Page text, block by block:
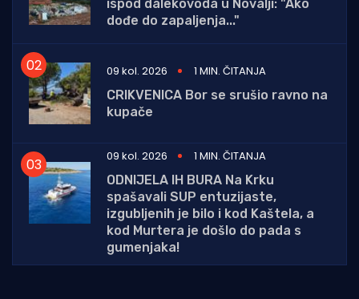
ispod dalekovoda u Novalji: "Ako
dođe do zapaljenja..."
09 kol. 2026
1 MIN. ČITANJA
CRIKVENICA Bor se srušio ravno na
kupače
09 kol. 2026
1 MIN. ČITANJA
ODNIJELA IH BURA Na Krku
spašavali SUP entuzijaste,
izgubljenih je bilo i kod Kaštela, a
kod Murtera je došlo do pada s
gumenjaka!